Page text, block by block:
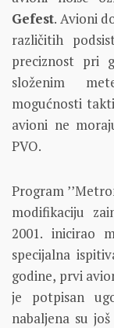
Gefest. Avioni
različitih
preciznost pri
složenim
mogućnosti
avioni ne
PVO.
Program
modifikaciju
2001. inicirao
specijalna
godine, prvi
je potpisan
nabaljena su